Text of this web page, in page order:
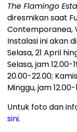
The Flamingo
diresmikan saat
Contemporanea,
Instalasi ini akan
Selasa, 21 April
Selasa, jam 12.00-
20.00-22.00;
Minggu, jam 12.00-
Untuk foto dan
sini.